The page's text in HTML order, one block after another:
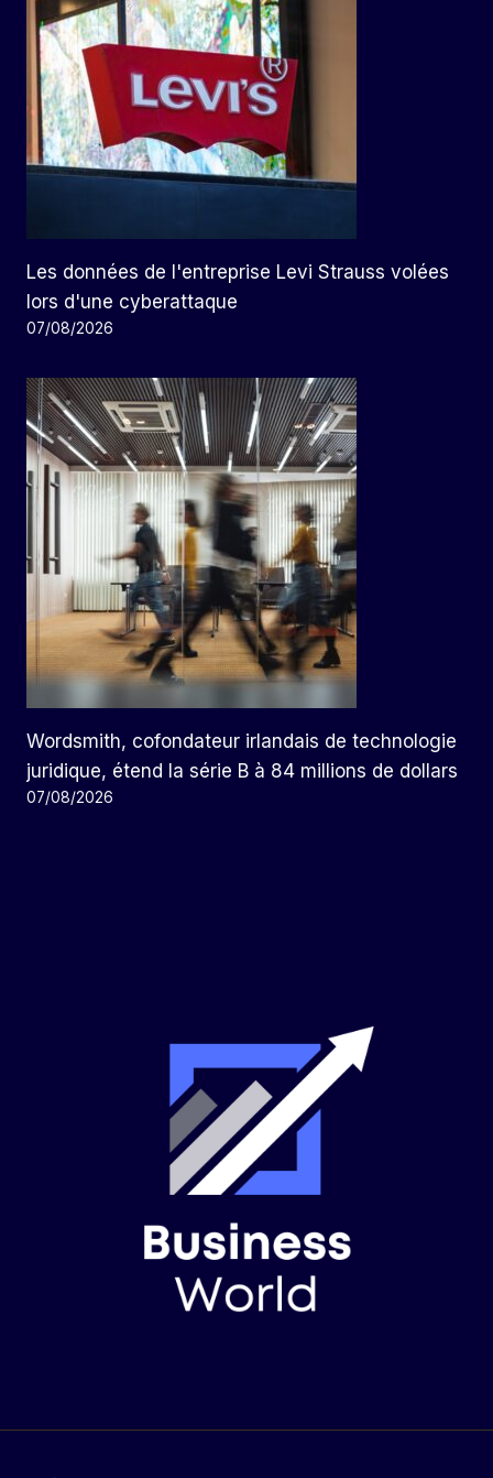
Les données de l'entreprise Levi Strauss volées
lors d'une cyberattaque
07/08/2026
Wordsmith, cofondateur irlandais de technologie
juridique, étend la série B à 84 millions de dollars
07/08/2026